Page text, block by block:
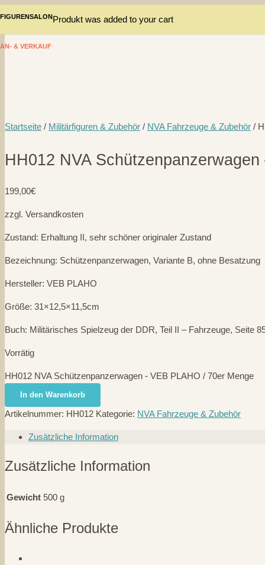
FIGURENSALON
AN- & VERKAUF
Produkt was added to your cart
Startseite / Militärfiguren & Zubehör / NVA Fahrzeuge & Zubehör /
HH012 NVA
199,00€
zzgl. Versandkosten
Zustand: Erhaltung II, sehr schöner originaler Zustand
Bezeichnung: Schützenpanzerwagen, Variante B, ohne Besatzung
Hersteller: VEB PLAHO
Größe: 31×12,5×11,5cm
Buch: Militärisches Spielzeug der DDR, Teil II – Fahrzeuge, Seite
Vorrätig
HH012 NVA Schützenpanzerwagen - VEB PLAHO / 70er Menge
In den Warenkorb
Artikelnummer: HH012 Kategorie: NVA Fahrzeuge & Zubehör
Zusätzliche Information
Zusätzliche Information
Gewicht 500 g
Ähnliche Produkte